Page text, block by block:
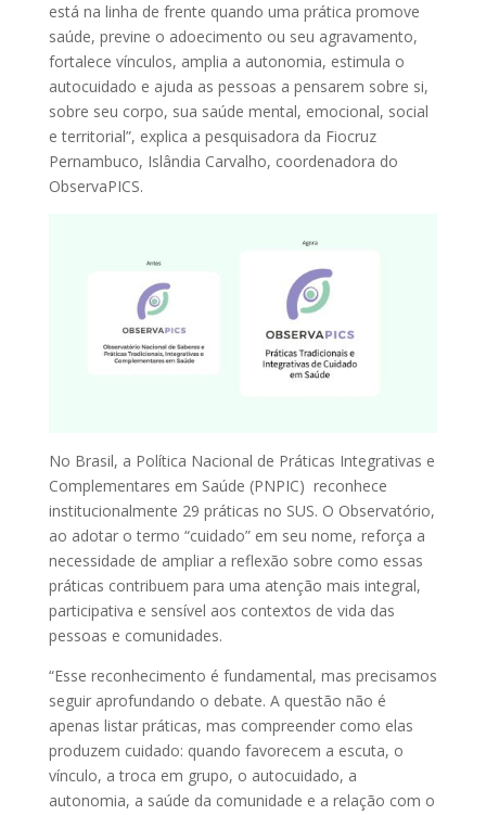
está na linha de frente quando uma prática promove
saúde, previne o adoecimento ou seu agravamento,
fortalece vínculos, amplia a autonomia, estimula o
autocuidado e ajuda as pessoas a pensarem sobre si,
sobre seu corpo, sua saúde mental, emocional, social
e territorial”, explica a pesquisadora da Fiocruz
Pernambuco, Islândia Carvalho, coordenadora do
ObservaPICS.
No Brasil, a Política Nacional de Práticas Integrativas e
Complementares em Saúde (PNPIC) reconhece
institucionalmente 29 práticas no SUS. O Observatório,
ao adotar o termo “cuidado” em seu nome, reforça a
necessidade de ampliar a reflexão sobre como essas
práticas contribuem para uma atenção mais integral,
participativa e sensível aos contextos de vida das
pessoas e comunidades.
“Esse reconhecimento é fundamental, mas precisamos
seguir aprofundando o debate. A questão não é
apenas listar práticas, mas compreender como elas
produzem cuidado: quando favorecem a escuta, o
vínculo, a troca em grupo, o autocuidado, a
autonomia, a saúde da comunidade e a relação com o